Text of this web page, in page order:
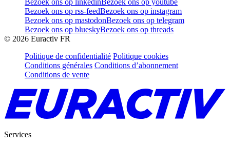
Bezoek ons op linkedinBezoek ons op youtube
Bezoek ons op rss-feedBezoek ons op instagram
Bezoek ons op mastodonBezoek ons op telegram
Bezoek ons op blueskyBezoek ons op threads
© 2026 Euractiv FR
Politique de confidentialité Politique cookies
Conditions générales Conditions d’abonnement
Conditions de vente
Services